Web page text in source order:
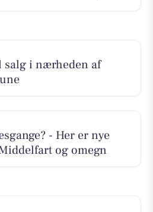
salg i nærheden af
- Her er nye
og omegn